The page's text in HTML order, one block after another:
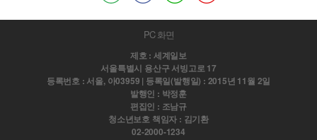
PC 화면
제호 : 세계일보
서울특별시 용산구 서빙고로 17
등록번호 : 서울, 아03959 | 등록일(발행일) : 2015년 11월 2일
발행인 : 박정훈
편집인 : 조남규
청소년보호 책임자 : 김기환
02-2000-1234